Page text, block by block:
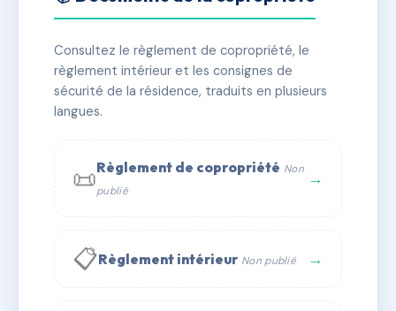
✓ Immatriculée 🏠 45 lots 🏗 2 bâtiment(s)
📞 Contacter Syndic Digital
Consultez le règlement de copropriété, le
règlement intérieur et les consignes de
sécurité de la résidence, traduits en plusieurs
langues.
📜Règlement de copropriété Non
publié
→
📋Règlement intérieur Non publié →